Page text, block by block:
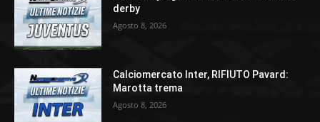
derby
Agosto 8, 2026
Calciomercato Inter, RIFIUTO Pavard:
Marotta trema
Agosto 8, 2026